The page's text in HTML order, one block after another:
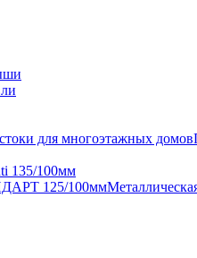
для многоэтажных домов
135/100мм
125/100мм